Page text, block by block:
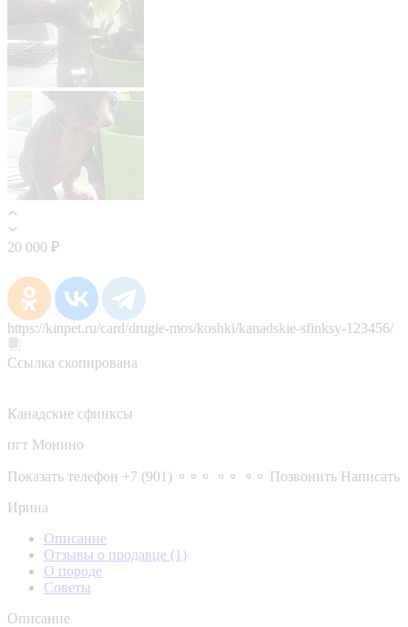
20 000 ₽
https://kinpet.ru/card/drugie-mos/koshki/kanadskie-sfinksy-123456/
Ссылка скопирована
Канадские сфинксы
пгт Монино
Показать телефон +7 (901) ⚬⚬⚬ ⚬⚬ ⚬⚬ Позвонить Написать
Ирина
Описание
Отзывы о продавце (1)
О породе
Советы
Описание